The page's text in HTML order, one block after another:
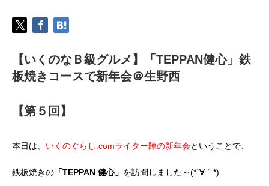
【いくのなＢ級グルメ】「TEPPAN健心」鉄
板焼きコースで新年会＠生野西
【第５回】
本日は、 いくのぐらし.comライター陣の新年会ということで、
鉄板焼きの 「TEPPAN 健心」 を訪問しました～(*´∀｀*)